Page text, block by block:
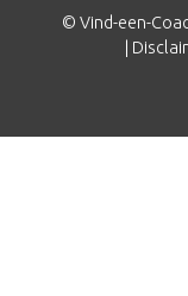
© Vind-een-
|